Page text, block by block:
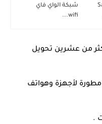
شبكة الواي فاي
wifi...
من عشرين تحويل
لأجهزة وهواتف